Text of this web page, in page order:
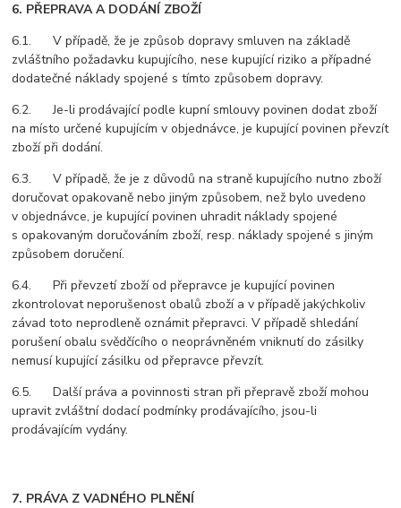
6. PŘEPRAVA A DODÁNÍ ZBOŽÍ
6.1. V případě, že je způsob dopravy smluven na základě
zvláštního požadavku kupujícího, nese kupující riziko a případné
dodatečné náklady spojené s tímto způsobem dopravy.
6.2. Je-li prodávající podle kupní smlouvy povinen dodat zboží
na místo určené kupujícím v objednávce, je kupující povinen převzít
zboží při dodání.
6.3. V případě, že je z důvodů na straně kupujícího nutno zboží
doručovat opakovaně nebo jiným způsobem, než bylo uvedeno
v objednávce, je kupující povinen uhradit náklady spojené
s opakovaným doručováním zboží, resp. náklady spojené s jiným
způsobem doručení.
6.4. Při převzetí zboží od přepravce je kupující povinen
zkontrolovat neporušenost obalů zboží a v případě jakýchkoliv
závad toto neprodleně oznámit přepravci. V případě shledání
porušení obalu svědčícího o neoprávněném vniknutí do zásilky
nemusí kupující zásilku od přepravce převzít.
6.5. Další práva a povinnosti stran při přepravě zboží mohou
upravit zvláštní dodací podmínky prodávajícího, jsou-li
prodávajícím vydány.
7. PRÁVA Z VADNÉHO PLNĚNÍ